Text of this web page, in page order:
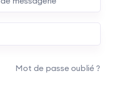
Mot de passe oublié ?